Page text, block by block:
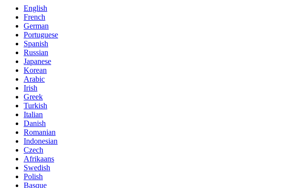
English
French
German
Portuguese
Spanish
Russian
Japanese
Korean
Arabic
Irish
Greek
Turkish
Italian
Danish
Romanian
Indonesian
Czech
Afrikaans
Swedish
Polish
Basque